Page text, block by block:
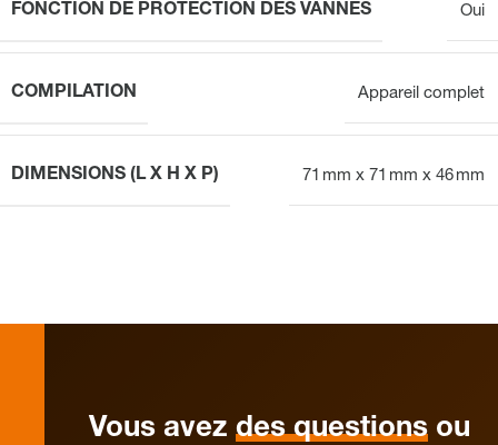
FONCTION DE PROTECTION DES VANNES Oui
COMPILATION Appareil complet
DIMENSIONS (L X H X P) 71 mm x 71 mm x 46 mm
Vous avez des questions ou